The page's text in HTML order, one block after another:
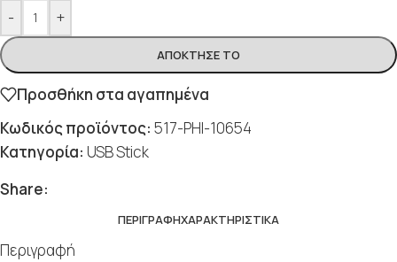
- +
ΑΠΌΚΤΗΣΈ ΤΟ
Προσθήκη στα αγαπημένα
Κωδικός προϊόντος: 517-PHI-10654
Κατηγορία: USB Stick
Share:
ΠΕΡΙΓΡΑΦΉΧΑΡΑΚΤΗΡΙΣΤΙΚΆ
Περιγραφή